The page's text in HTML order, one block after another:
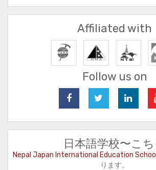
Affiliated with
Follow us on
日本語学校〜こち
Nepal Japan International Education School
ります。